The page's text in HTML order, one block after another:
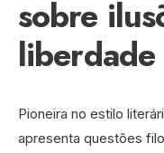
sobre
liberdade
Pioneira no estilo
apresenta questões